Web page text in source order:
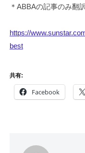
＊ABBAの記事のみ翻
https://
best
共有:
Facebook